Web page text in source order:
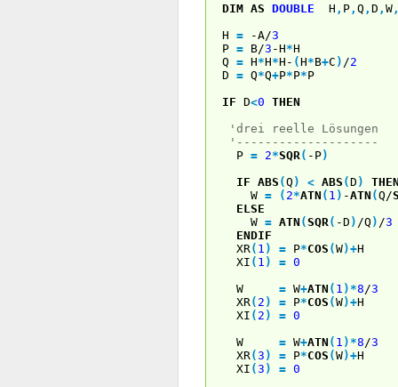
DIM AS DOUBLE H , P , Q , D , W
H = -A/3
P = B/3 -H*H
Q = H*H*H- (H*B+C ) /2
D = Q*Q+P*P*P
IF D<0 THEN
'drei reelle Lösungen
'--------------------
P = 2*SQR ( -P)
IF ABS (Q ) < ABS (D )
W = ( 2*ATN ( 1 ) -ATN (Q/
ELSE
W = ATN (SQR ( -D ) /Q ) /3
ENDIF
XR( 1 ) = P*COS (W)+H
XI ( 1 ) = 0
W = W+ATN ( 1 ) *8 /3
XR( 2 ) = P*COS (W)+H
XI ( 2 ) = 0
W = W+ATN ( 1 ) *8 /3
XR(3 ) = P*COS (W)+H
XI (3 ) = 0